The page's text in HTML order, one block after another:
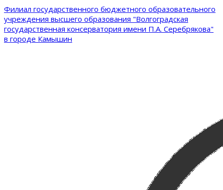
Филиал государственного бюджетного образовательного
учреждения высшего образования "Волгоградская
государственная консерватория имени П.А. Серебрякова"
в городе Камышин